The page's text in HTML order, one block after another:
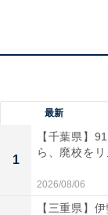
「ハマフェス Y166
会長（左）と横浜バ
記者発表会の
り会会長の原
ハマフェス
。若い方
最新
1
【千葉県】
ら、廃校を
2026/08/06
【三重県】